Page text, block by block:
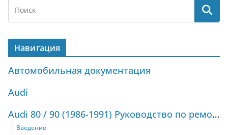
Навигация
Автомобильная документация
Audi
Audi 80 / 90 (1986-1991) Руководство по ремонту и техническому обслуживанию
Введение